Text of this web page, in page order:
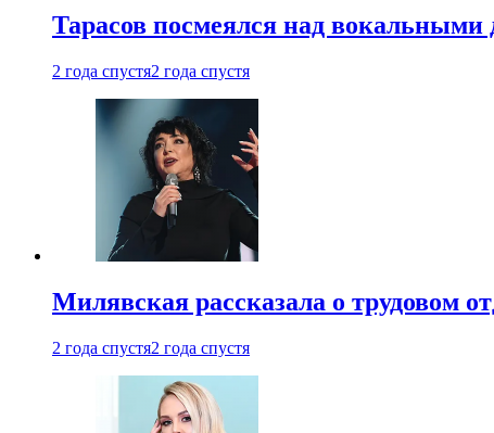
Тарасов посмеялся над
2 года спустя2 года спустя
Милявская рассказала о трудовом
2 года спустя2 года спустя